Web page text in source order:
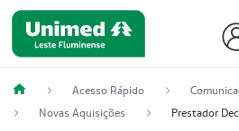
Acesso Rápido
Novas Aquisições